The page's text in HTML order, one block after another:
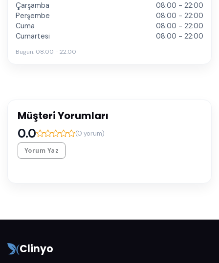
Çarşamba
08:00 - 22:00
Perşembe
08:00 - 22:00
Cuma
08:00 - 22:00
Cumartesi
08:00 - 22:00
Bugün: 08:00 - 22:00
Müşteri Yorumları
0.0 (0 yorum)
Yorum Yaz
Clinyo